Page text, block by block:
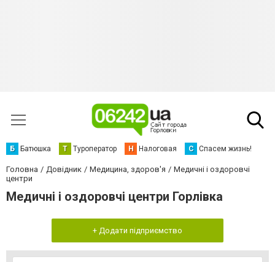
Б Батюшка Т Туроператор Н Налоговая С Спасем жизнь!
Головна Довідник Медицина, здоров'я
Медичні і оздоровчі
центри
Медичні і оздоровчі центри Горлівка
+ Додати підприємство